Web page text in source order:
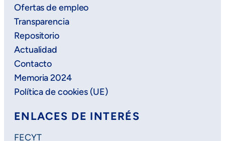
Ofertas de empleo
Transparencia
Repositorio
Actualidad
Contacto
Memoria 2024
Política de cookies (UE)
ENLACES DE INTERÉS
FECYT